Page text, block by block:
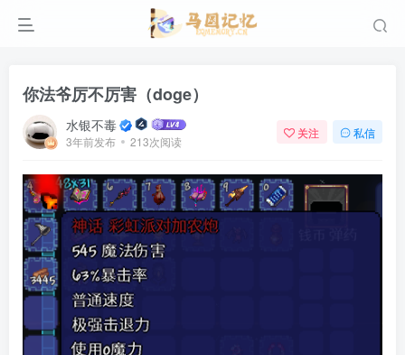
你法爷厉不厉害（doge）
水银不毒
3年前发布 213次阅读
关注 私信